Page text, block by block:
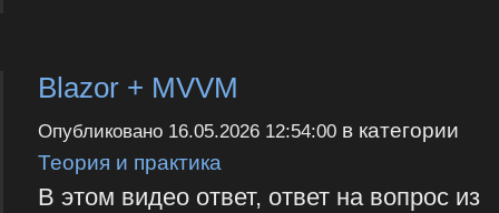
Blazor + MVVM
Опубликовано 16.05.2026 12:54:00в категории
Теория и практика
В этом видео ответ, ответ на вопрос из